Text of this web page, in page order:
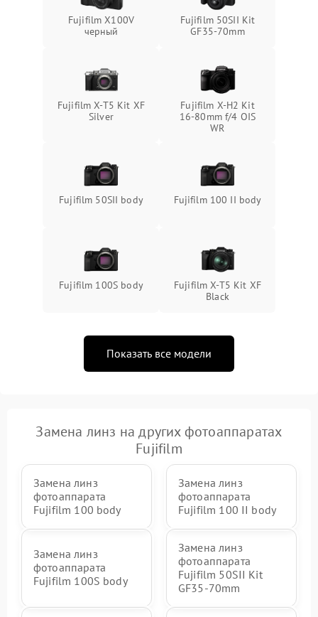
Fujifilm X100V
черный
Fujifilm 50SII Kit
GF35-70mm
Fujifilm X-T5 Kit XF
Silver
Fujifilm X-H2 Kit
16-80mm f/4 OIS
WR
Fujifilm 50SII body Fujifilm 100 II body
Fujifilm 100S body
Fujifilm X-T5 Kit XF
Black
Показать все модели
Замена линз на других фотоаппаратах
Fujifilm
Замена линз
фотоаппарата
Fujifilm 100 body
Замена линз
фотоаппарата
Fujifilm 100 II body
Замена линз
фотоаппарата
Fujifilm 100S body
Замена линз
фотоаппарата
Fujifilm 50SII Kit
GF35-70mm